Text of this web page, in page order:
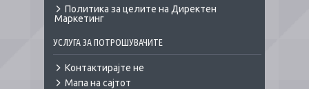
Политика за целите на Директен
Маркетинг
УСЛУГА ЗА ПОТРОШУВАЧИТЕ
Контактирајте не
Мапа на сајтот